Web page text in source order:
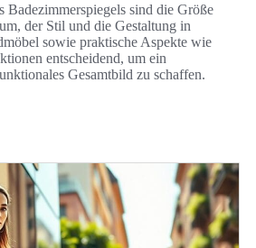
Badezimmerspiegels sind die Größe
der Stil und die Gestaltung in
sowie praktische Aspekte wie
entscheidend, um ein
Gesamtbild zu schaffen.